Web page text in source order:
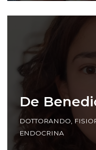
De
DOTTORANDO,
ENDOCRINA